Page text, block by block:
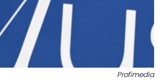
Profimedia